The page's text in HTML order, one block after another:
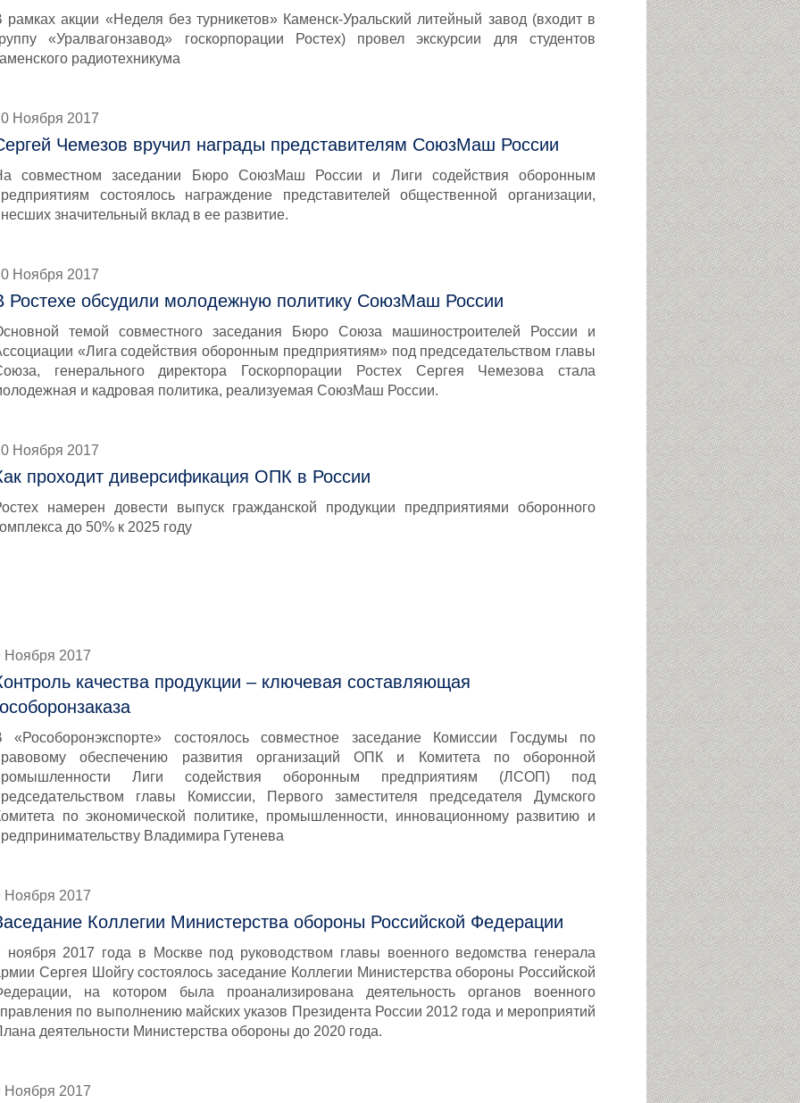
рамках акции «Неделя без турникетов» Каменск-Уральский литейный завод (входит в
«Уралвагонзавод» госкорпорации Ростех) провел экскурсии для студентов
радиотехникума
Ноября 2017
Чемезов вручил награды представителям СоюзМаш России
совместном заседании Бюро СоюзМаш России и Лиги содействия оборонным
состоялось награждение представителей общественной организации,
значительный вклад в ее развитие.
Ноября 2017
Ростехе обсудили молодежную политику СоюзМаш России
темой совместного заседания Бюро Союза машиностроителей России и
«Лига содействия оборонным предприятиям» под председательством главы
генерального директора Госкорпорации Ростех Сергея Чемезова стала
и кадровая политика, реализуемая СоюзМаш России.
Ноября 2017
проходит диверсификация ОПК в России
намерен довести выпуск гражданской продукции предприятиями оборонного
до 50% к 2025 году
Ноября 2017
качества продукции – ключевая составляющая
«Рособоронэкспорте» состоялось совместное заседание Комиссии Госдумы по
обеспечению развития организаций ОПК и Комитета по оборонной
Лиги содействия оборонным предприятиям (ЛСОП) под
главы Комиссии, Первого заместителя председателя Думского
по экономической политике, промышленности, инновационному развитию и
Владимира Гутенева
Ноября 2017
Коллегии Министерства обороны Российской Федерации
ноября 2017 года в Москве под руководством главы военного ведомства генерала
Сергея Шойгу состоялось заседание Коллегии Министерства обороны Российской
на котором была проанализирована деятельность органов военного
по выполнению майских указов Президента России 2012 года и мероприятий
деятельности Министерства обороны до 2020 года.
Ноября 2017